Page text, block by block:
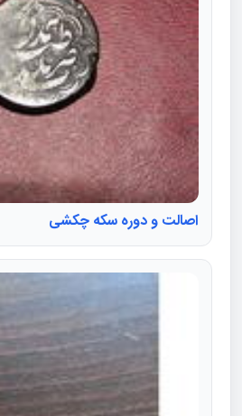
اصالت و دوره سكه چکشی